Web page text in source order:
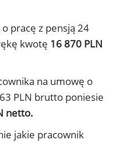
pracę z pensją 24
kwotę 16 870 PLN
na umowę o
PLN brutto poniesie
netto.
jakie pracownik